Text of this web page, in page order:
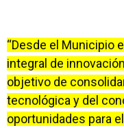
“Desde el Municipio
integral de
objetivo de
tecnológica y del
oportunidades para